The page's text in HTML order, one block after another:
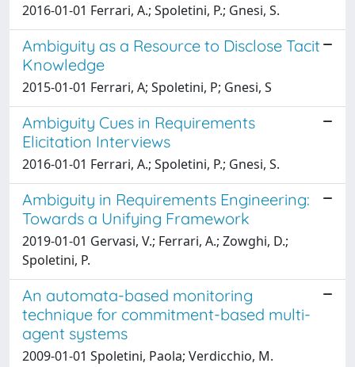
2016-01-01 Ferrari, A.; Spoletini, P.; Gnesi, S.
Ambiguity as a Resource to Disclose Tacit
Knowledge
2015-01-01 Ferrari, A; Spoletini, P; Gnesi, S
Ambiguity Cues in Requirements
Elicitation Interviews
2016-01-01 Ferrari, A.; Spoletini, P.; Gnesi, S.
Ambiguity in Requirements Engineering:
Towards a Unifying Framework
2019-01-01 Gervasi, V.; Ferrari, A.; Zowghi, D.;
Spoletini, P.
An automata-based monitoring
technique for commitment-based multi-
agent systems
2009-01-01 Spoletini, Paola; Verdicchio, M.